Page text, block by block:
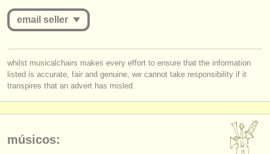
ATSfaq
iniciar sesión
email seller
log inorcreate an accountto continue.
whilst musicalchairs makes every effort to ensure that the information
listed is accurate, fair and genuine, we cannot take responsibility if it
transpires that an advert has misled.
músicos: